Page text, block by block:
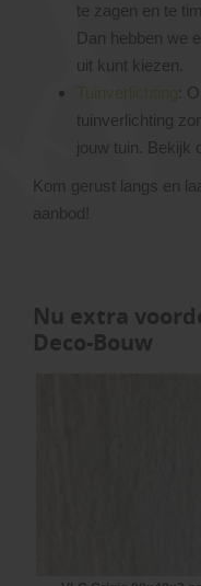
te zagen en te
Dan hebben we
uit kunt kiezen.
Tuinverlichting :
tuinverlichting
jouw tuin. Bekijk
Kom gerust langs en
aanbod!
Nu extra
Deco-Bouw